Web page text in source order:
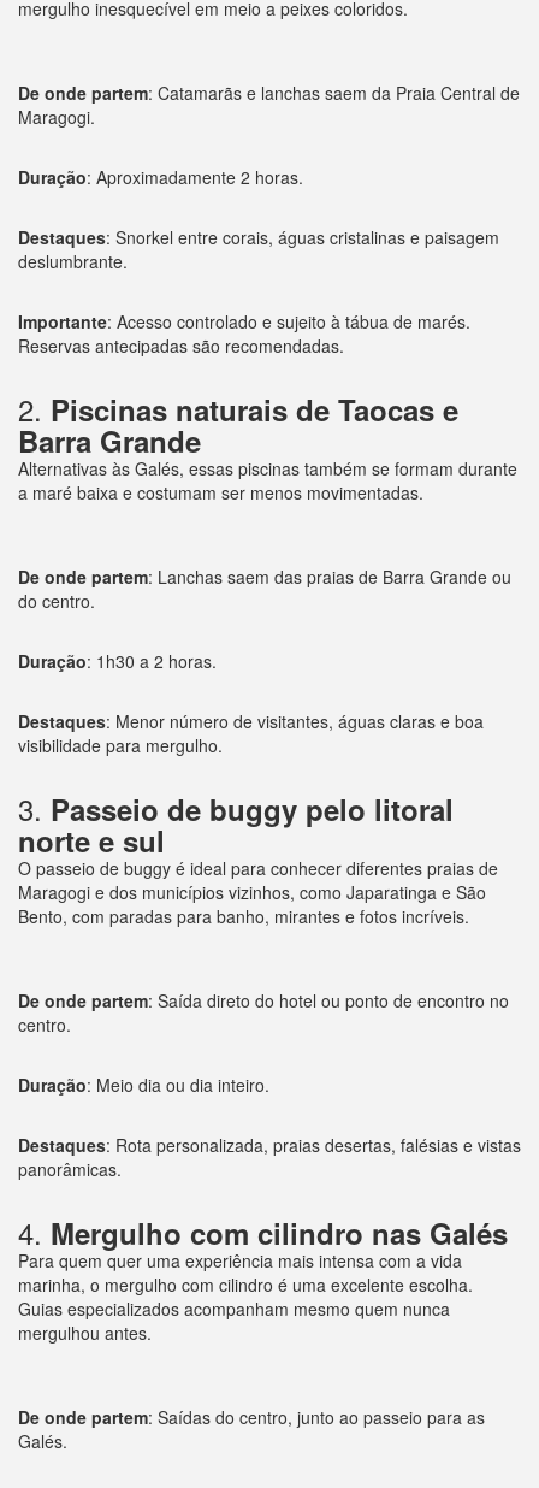
mergulho inesquecível em meio a peixes coloridos.
De onde partem: Catamarãs e lanchas saem da Praia Central de
Maragogi.
Duração: Aproximadamente 2 horas.
Destaques: Snorkel entre corais, águas cristalinas e paisagem
deslumbrante.
Importante: Acesso controlado e sujeito à tábua de marés.
Reservas antecipadas são recomendadas.
2. Piscinas naturais de Taocas e
Barra Grande
Alternativas às Galés, essas piscinas também se formam durante
a maré baixa e costumam ser menos movimentadas.
De onde partem: Lanchas saem das praias de Barra Grande ou
do centro.
Duração: 1h30 a 2 horas.
Destaques: Menor número de visitantes, águas claras e boa
visibilidade para mergulho.
3. Passeio de buggy pelo litoral
norte e sul
O passeio de buggy é ideal para conhecer diferentes praias de
Maragogi e dos municípios vizinhos, como Japaratinga e São
Bento, com paradas para banho, mirantes e fotos incríveis.
De onde partem: Saída direto do hotel ou ponto de encontro no
centro.
Duração: Meio dia ou dia inteiro.
Destaques: Rota personalizada, praias desertas, falésias e vistas
panorâmicas.
4. Mergulho com cilindro nas Galés
Para quem quer uma experiência mais intensa com a vida
marinha, o mergulho com cilindro é uma excelente escolha.
Guias especializados acompanham mesmo quem nunca
mergulhou antes.
De onde partem: Saídas do centro, junto ao passeio para as
Galés.